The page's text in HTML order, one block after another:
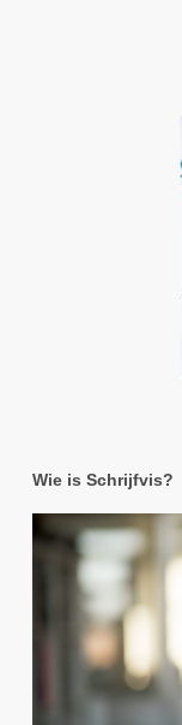
Wie is Schrijfvis?